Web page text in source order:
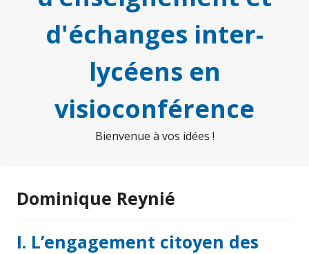
d'échanges inter-
lycéens en
visioconférence
Bienvenue à vos idées !
Dominique Reynié
I. L’engagement citoyen des